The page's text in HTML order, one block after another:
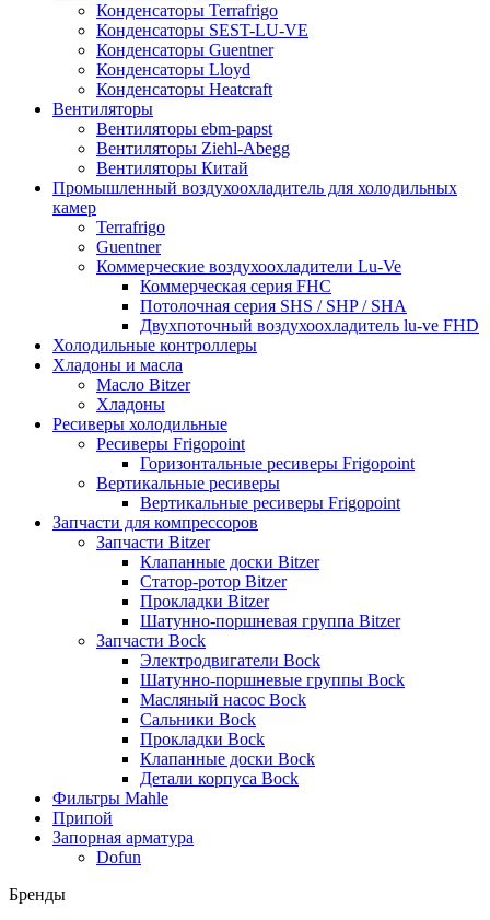
Конденсаторы Terrafrigo
Конденсаторы SEST-LU-VE
Конденсаторы Guentner
Конденсаторы Lloyd
Конденсаторы Heatcraft
Вентиляторы
Вентиляторы ebm-papst
Вентиляторы Ziehl-Abegg
Вентиляторы Китай
Промышленный воздухоохладитель для холодильных
камер
Terrafrigo
Guentner
Коммерческие воздухоохладители Lu-Ve
Коммерческая серия FHC
Потолочная серия SHS / SHP / SHA
Двухпоточный воздухоохладитель lu-ve FHD
Холодильные контроллеры
Хладоны и масла
Масло Bitzer
Хладоны
Ресиверы холодильные
Ресиверы Frigopoint
Горизонтальные ресиверы Frigopoint
Вертикальные ресиверы
Вертикальные ресиверы Frigopoint
Запчасти для компрессоров
Запчасти Bitzer
Клапанные доски Bitzer
Статор-ротор Bitzer
Прокладки Bitzer
Шатунно-поршневая группа Bitzer
Запчасти Bock
Электродвигатели Bock
Шатунно-поршневые группы Bock
Масляный насос Bock
Сальники Bock
Прокладки Bock
Клапанные доски Bock
Детали корпуса Bock
Фильтры Mahle
Припой
Запорная арматура
Dofun
Бренды